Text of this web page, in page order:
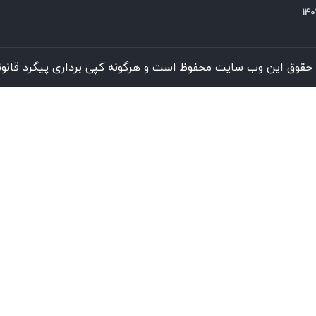
این وب سایت محفوظ است و هرگونه کپی برداری پیگرد